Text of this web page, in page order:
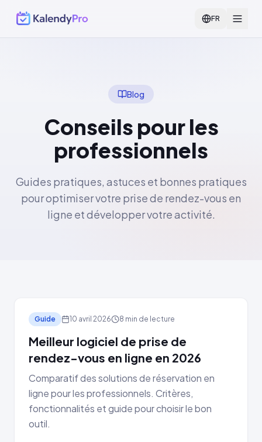
FR
Blog
Conseils pour les
professionnels
Guides pratiques, astuces et bonnes pratiques
pour optimiser votre prise de rendez-vous en
ligne et développer votre activité.
Guide 10 avril 2026 8 min de lecture
Meilleur logiciel de prise de
rendez-vous en ligne en 2026
Comparatif des solutions de réservation en
ligne pour les professionnels. Critères,
fonctionnalités et guide pour choisir le bon
outil.